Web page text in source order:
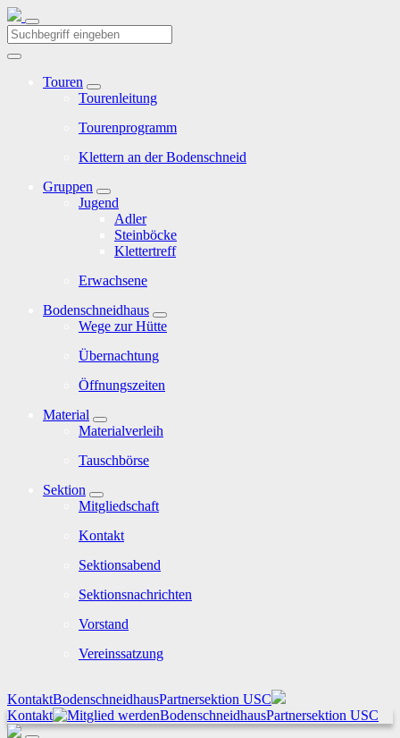
Touren
Tourenleitung
Tourenprogramm
Klettern an der Bodenschneid
Gruppen
Jugend
Adler
Steinböcke
Klettertreff
Erwachsene
Bodenschneidhaus
Wege zur Hütte
Übernachtung
Öffnungszeiten
Material
Materialverleih
Tauschbörse
Sektion
Mitgliedschaft
Kontakt
Sektionsabend
Sektionsnachrichten
Vorstand
Vereinssatzung
KontaktBodenschneidhausPartnersektion USC
Kontakt
BodenschneidhausPartnersektion USC